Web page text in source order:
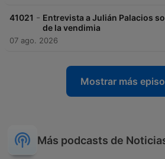
41021 - Entrevista a Julián Palacios
de la vendimia
07 ago. 2026
Mostrar más
Más podcasts de